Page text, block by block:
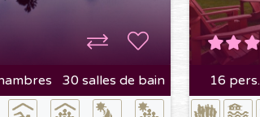
30 salles de bain 16 pers.